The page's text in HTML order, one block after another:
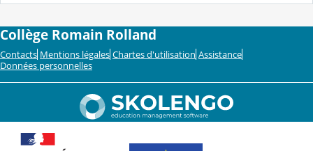
Collège Romain Rolland
Contacts Mentions légales Chartes d'utilisation Assistance
Données personnelles